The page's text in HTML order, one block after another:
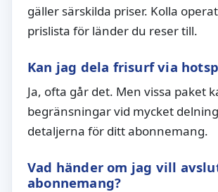
gäller särskilda priser. Kolla
prislista för länder du reser till.
Kan jag dela frisurf via
Ja, ofta går det. Men vissa paket
begränsningar vid mycket
detaljerna för ditt abonnemang.
Vad händer om jag vill
abonnemang?